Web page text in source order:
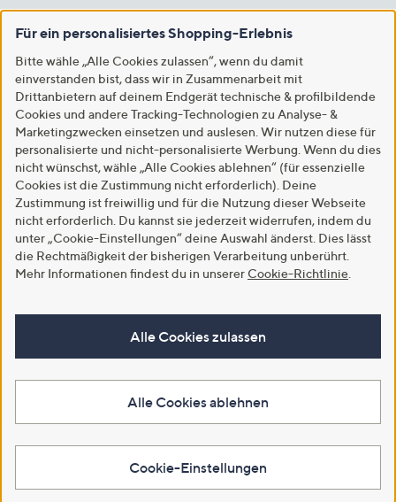
Für ein personalisiertes Shopping-Erlebnis
Bitte wähle „Alle Cookies zulassen“, wenn du damit
einverstanden bist, dass wir in Zusammenarbeit mit
Drittanbietern auf deinem Endgerät technische & profilbildende
Cookies und andere Tracking-Technologien zu Analyse- &
Marketingzwecken einsetzen und auslesen. Wir nutzen diese für
personalisierte und nicht-personalisierte Werbung. Wenn du dies
nicht wünschst, wähle „Alle Cookies ablehnen“ (für essenzielle
Cookies ist die Zustimmung nicht erforderlich). Deine
Zustimmung ist freiwillig und für die Nutzung dieser Webseite
nicht erforderlich. Du kannst sie jederzeit widerrufen, indem du
unter „Cookie-Einstellungen“ deine Auswahl änderst. Dies lässt
die Rechtmäßigkeit der bisherigen Verarbeitung unberührt.
Mehr Informationen findest du in unserer Cookie-Richtlinie
Alle Cookies zulassen
Alle Cookies ablehnen
Cookie-Einstellungen